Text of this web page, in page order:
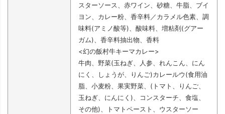
スターソース、赤ワイン、砂糖、牛脂、ブイ
ヨン、カレー粉、香辛料／カラメル色素、調
味料(アミノ酸等)、酸味料、増粘剤(グアー
ガム)、香辛料抽出物、香料
<幻の飯村牛キーマカレー>
牛肉、野菜(玉ねぎ、人参、れんこん、にん
にく、しょうが、りんご)カレールウ(食用油
脂、小麦粉、果実野菜、(トマト、りんご、
玉ねぎ、にんにく)、コンスターチ、食塩、
その他)、トマトペースト、ウスターソー